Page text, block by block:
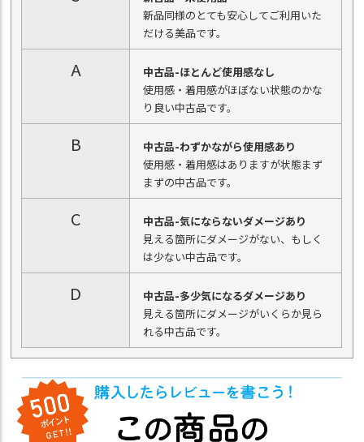
新品同様のとても安心してご利用いた
だける美品です。
A
中古品-ほとんど使用感なし
使用感・着用感がほぼない状態のかな
り良い中古品です。
B
中古品-わずかながら使用感あり
使用感・着用感はありますが状態まず
まずの中古品です。
C
中古品-気にならないダメージあり
見える箇所にダメージがない、もしく
は少ない中古品です。
D
中古品-多少気になるダメージあり
見える箇所にダメージがいくらか見ら
れる中古品です。